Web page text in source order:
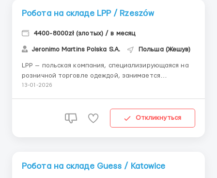
Робота на складе LPP / Rzeszów
4400-8000zł (злотых) / в месяц
Jeronimo Martins Polska S.A. Польша (Жешув)
LPP — польская компания, специализирующаяся на
розничной торговле одеждой, занимается
дизайном, производством и дистрибуцией одежды. В
складе одежды, не требует опыта и специальных
13-01-2026
Откликнуться
Робота на складе Guess / Katowice